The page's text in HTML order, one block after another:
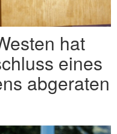
hat
eines
abgeraten